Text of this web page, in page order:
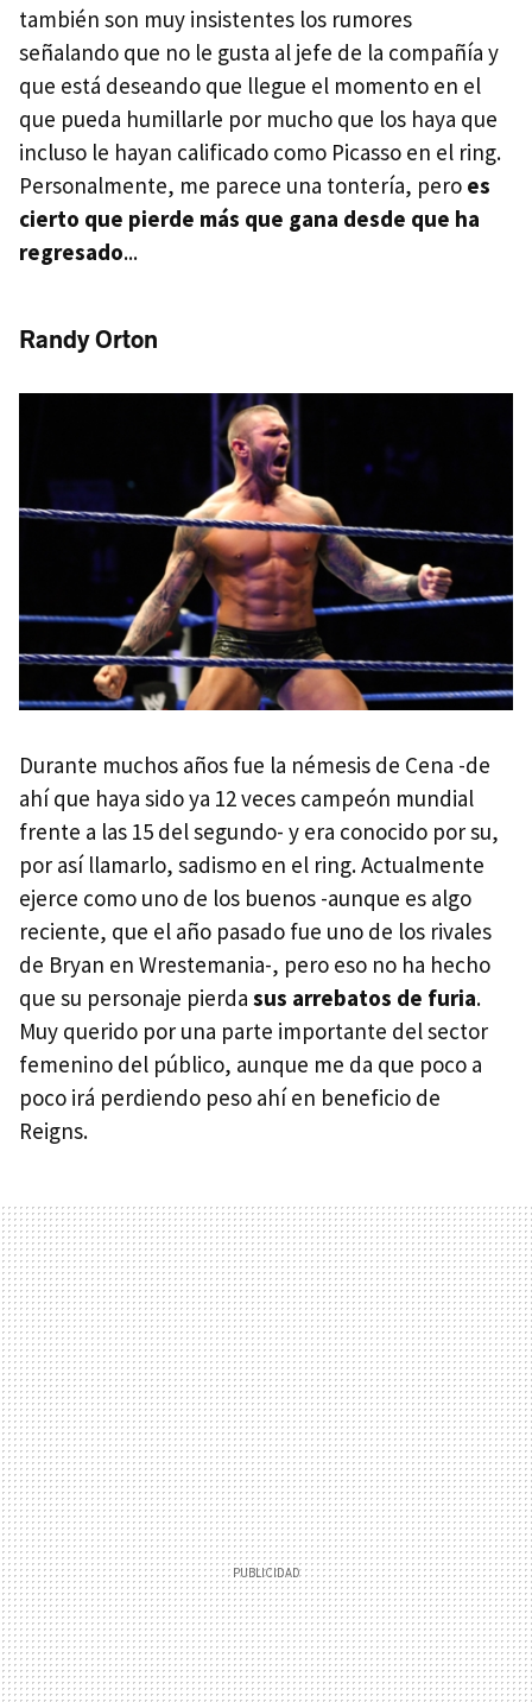
también son muy insistentes los rumores
señalando que no le gusta al jefe de la compañía y
que está deseando que llegue el momento en el
que pueda humillarle por mucho que los haya que
incluso le hayan calificado como Picasso en el ring.
Personalmente, me parece una tontería, pero es
cierto que pierde más que gana desde que ha
regresado...
Randy Orton
Durante muchos años fue la némesis de Cena -de
ahí que haya sido ya 12 veces campeón mundial
frente a las 15 del segundo- y era conocido por su,
por así llamarlo, sadismo en el ring. Actualmente
ejerce como uno de los buenos -aunque es algo
reciente, que el año pasado fue uno de los rivales
de Bryan en Wrestemania-, pero eso no ha hecho
que su personaje pierda sus arrebatos de furia.
Muy querido por una parte importante del sector
femenino del público, aunque me da que poco a
poco irá perdiendo peso ahí en beneficio de
Reigns.